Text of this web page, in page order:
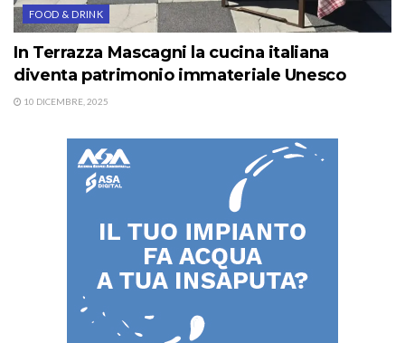
FOOD & DRINK
In Terrazza Mascagni la cucina italiana
diventa patrimonio immateriale Unesco
10 DICEMBRE, 2025